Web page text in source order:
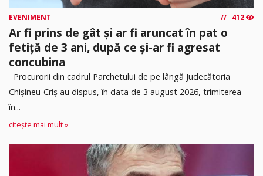
EVENIMENT 412
Ar fi prins de gât și ar fi aruncat în pat o
fetiță de 3 ani, după ce și-ar fi agresat
concubina
Procurorii din cadrul Parchetului de pe lângă Judecătoria
Chișineu-Criș au dispus, în data de 3 august 2026, trimiterea
în...
citește mai mult »